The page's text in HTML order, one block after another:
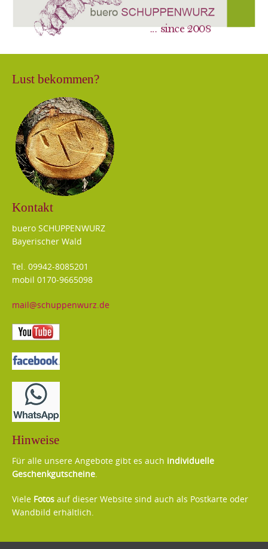
Lust bekommen?
Kontakt
buero SCHUPPENWURZ
Bayerischer Wald
Tel. 09942-8085201
mobil 0170-9665098
mail@schuppenwurz.de
Hinweise
Für alle unsere Angebote gibt es auch individuelle
Geschenkgutscheine
Viele Fotos auf dieser Website sind auch als Postkarte oder
Wandbild erhältlich.